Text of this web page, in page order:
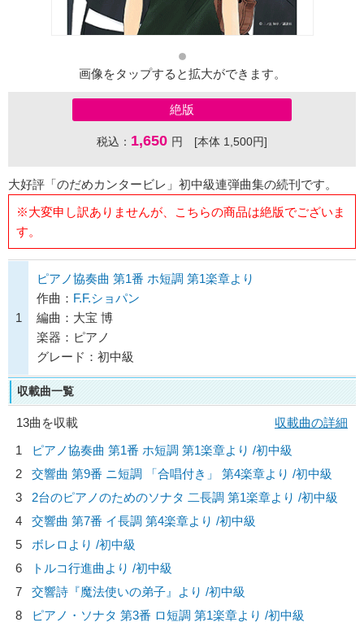
画像をタップすると拡大ができます。
絶版
税込： 1,650 円 [本体 1,500円]
大好評「のだめカンタービレ」初中級連弾曲集の続刊です。
※大変申し訳ありませんが、こちらの商品は絶版でございま
す。
1
ピアノ協奏曲 第1番 ホ短調 第1楽章より
作曲： F.F.ショパン
編曲：大宝 博
楽器：ピアノ
グレード：初中級
収載曲一覧
13曲を収載
収載曲の詳細
1
ピアノ協奏曲 第1番 ホ短調 第1楽章より /初中級
2
交響曲 第9番 ニ短調 「合唱付き」 第4楽章より /初中級
3
2台のピアノのためのソナタ 二長調 第1楽章より /初中級
4
交響曲 第7番 イ長調 第4楽章より /初中級
5
ボレロより /初中級
6
トルコ行進曲より /初中級
7
交響詩『魔法使いの弟子』より /初中級
8
ピアノ・ソナタ 第3番 ロ短調 第1楽章より /初中級